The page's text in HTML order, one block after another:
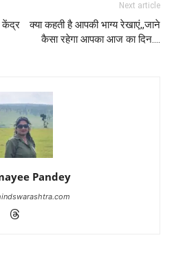
केंद्र
Next article
क्या कहती है आपकी भाग्य रेखाएं,,जाने
कैसा रहेगा आपका आज का दिन….
Pandey